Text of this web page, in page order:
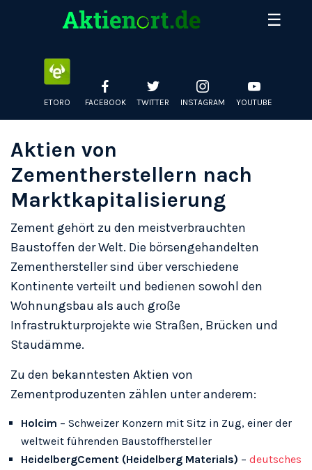
zu Adidas, BMW, SAP, Allianz & mehr an der Deutschen
☰
ETORO FACEBOOK TWITTER INSTAGRAM YOUTUBE
Aktien von
Zementherstellern nach
Marktkapitalisierung
Zement gehört zu den meistverbrauchten
Baustoffen der Welt. Die börsengehandelten
Zementhersteller sind über verschiedene
Kontinente verteilt und bedienen sowohl den
Wohnungsbau als auch große
Infrastrukturprojekte wie Straßen, Brücken und
Staudämme.
Zu den bekanntesten Aktien von
Zementproduzenten zählen unter anderem:
Holcim – Schweizer Konzern mit Sitz in Zug, einer der
weltweit führenden Baustoffhersteller
HeidelbergCement (Heidelberg Materials) – deutsches